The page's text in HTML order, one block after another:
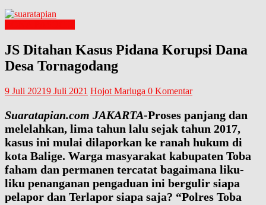
JS Ditahan Kasus Pidana Korupsi Dana
Desa Tornagodang
9 Juli 20219 Juli 2021 Hojot Marluga 0 Komentar
Suaratapian.com JAKARTA-Proses panjang dan
melelahkan, lima tahun lalu sejak tahun 2017,
kasus ini mulai dilaporkan ke ranah hukum di
kota Balige. Warga masyarakat kabupaten Toba
faham dan permanen tercatat bagaimana liku-
liku penanganan pengaduan ini bergulir siapa
pelapor dan Terlapor siapa saja? “Polres Toba